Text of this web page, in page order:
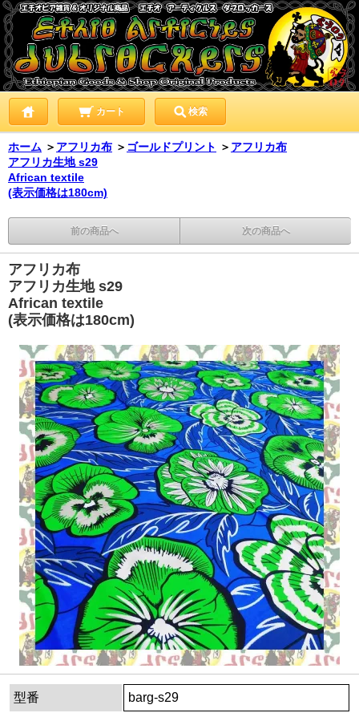
カート 検索
ホーム ＞ アフリカ布 ＞ ゴールドプリント ＞ アフリカ布
アフリカ生地 s29
African textile
(表示価格は180cm)
前の商品へ 次の商品へ
アフリカ布
アフリカ生地 s29
African textile
(表示価格は180cm)
型番 barg-s29